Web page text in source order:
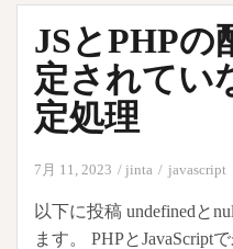
の
判
定
optional
JSとPHPの
定されてい
定処理
7月 11, 2023 jinta javascript
以下に投稿 undefinedと
ます。 PHPとJavaScript